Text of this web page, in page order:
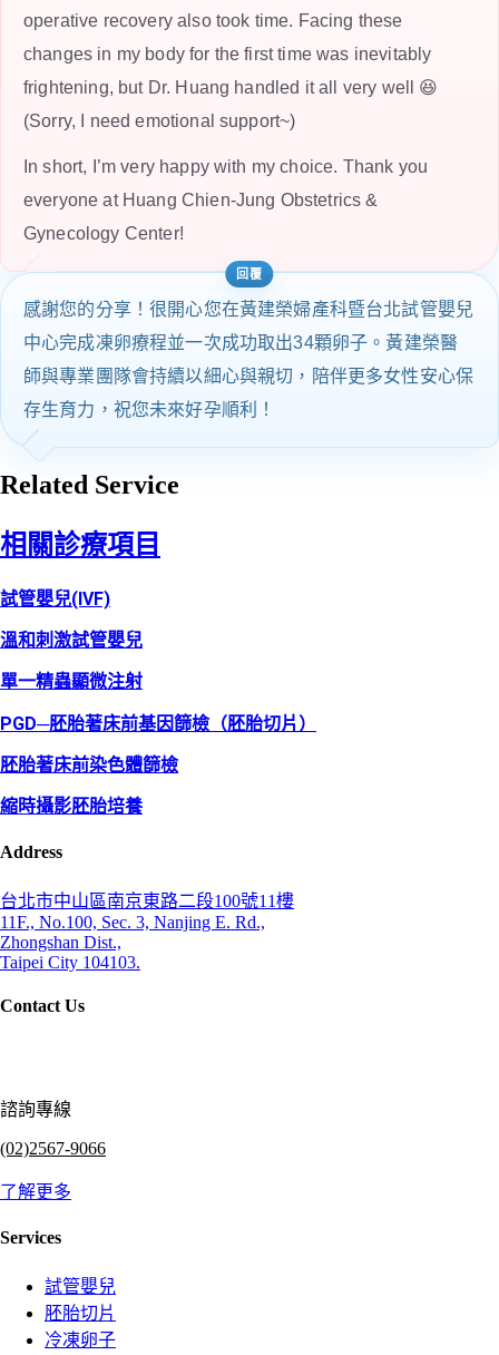
operative recovery also took time. Facing these
changes in my body for the first time was inevitably
frightening, but Dr. Huang handled it all very well 😆
(Sorry, I need emotional support~)
In short, I’m very happy with my choice. Thank you
everyone at Huang Chien-Jung Obstetrics &
Gynecology Center!
感謝您的分享！很開心您在黃建榮婦產科暨台北試管嬰兒
中心完成凍卵療程並一次成功取出34顆卵子。黃建榮醫
師與專業團隊會持續以細心與親切，陪伴更多女性安心保
存生育力，祝您未來好孕順利！
Related Service
相關診療項目
試管嬰兒(IVF)
溫和刺激試管嬰兒
單一精蟲顯微注射
PGD─胚胎著床前基因篩檢（胚胎切片）
胚胎著床前染色體篩檢
縮時攝影胚胎培養
Address
台北市中山區南京東路二段100號11樓
11F., No.100, Sec. 3, Nanjing E. Rd.,
Zhongshan Dist.,
Taipei City 104103.
Contact Us
諮詢專線
(02)2567-9066
了解更多
Services
試管嬰兒
胚胎切片
冷凍卵子